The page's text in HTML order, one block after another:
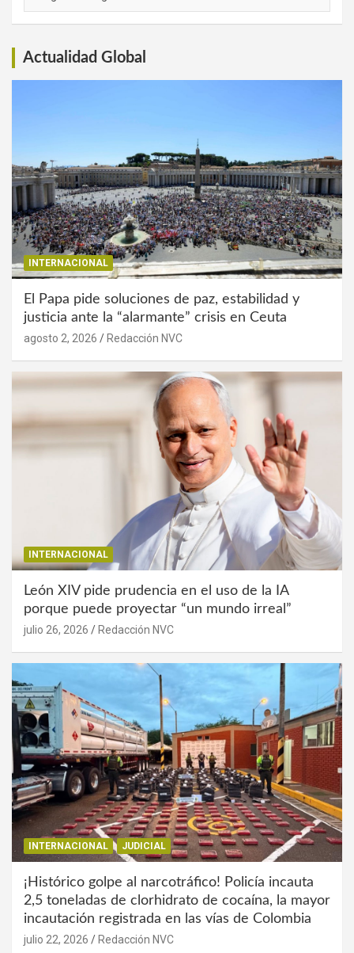
Actualidad Global
INTERNACIONAL
El Papa pide soluciones de paz, estabilidad y
justicia ante la “alarmante” crisis en Ceuta
agosto 2, 2026 Redacción NVC
INTERNACIONAL
León XIV pide prudencia en el uso de la IA
porque puede proyectar “un mundo irreal”
julio 26, 2026 Redacción NVC
INTERNACIONAL JUDICIAL
¡Histórico golpe al narcotráfico! Policía incauta
2,5 toneladas de clorhidrato de cocaína, la mayor
incautación registrada en las vías de Colombia
julio 22, 2026 Redacción NVC